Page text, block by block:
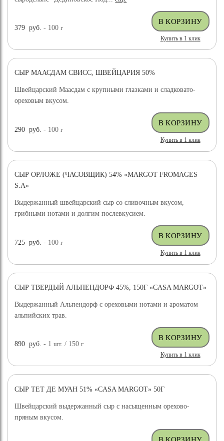
379 руб. - 100г
Купить в 1 клик
СЫР МААСДАМ СВИСС, ШВЕЙЦАРИЯ 50%
Швейцарский Маасдам с крупными глазками и сладковато-
ореховым вкусом.
290 руб. - 100г
Купить в 1 клик
СЫР ОРЛОЖЕ (ЧАСОВЩИК) 54% «MARGOT FROMAGES
S.A»
Выдержанный швейцарский сыр со сливочным вкусом,
грибными нотами и долгим послевкусием.
725 руб. - 100г
Купить в 1 клик
СЫР ТВЕРДЫЙ АЛЬПЕНДОРФ 45%, 150Г «CASA MARGOT»
Выдержанный Альпендорф с ореховыми нотами и ароматом
альпийских трав.
890 руб. - 1шт. / 150г
Купить в 1 клик
СЫР ТЕТ ДЕ МУАН 51% «CASA MARGOT» 50Г
Швейцарский выдержанный сыр с насыщенным орехово-
пряным вкусом.